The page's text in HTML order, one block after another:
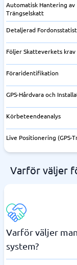
Automatisk Hantering av
Trängselskatt
Detaljerad
Följer Skatteverkets krav
Föraridentifikation
GPS-Hårdvara och
Körbeteendeanalys
Live Positionering (GPS-
Varför väljer
Varför väljer
system?